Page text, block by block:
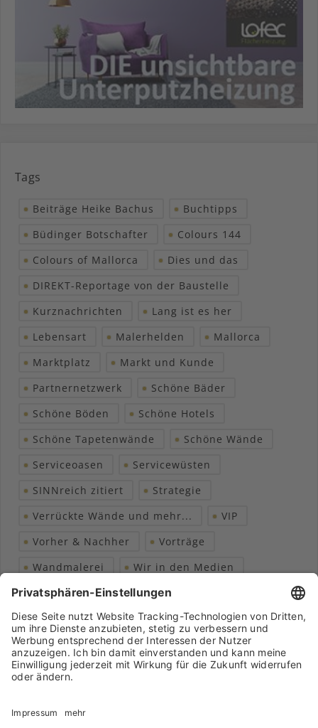
Tags
Beiträge Heike Bachus
Buchtipps
Büdinger Botschafter
Colours 144
Colours of Mallorca
Dies und das
DIREKT-Reportage von der Baustelle
Kurznachrichten
Lang ist es her
Lebensart
Malerhelden
Mallorca
Marktplatz
Markt und Kunde
Partnernetzwerk
Schöne Bäder
Schöne Böden
Schöne Hotels
Schöne Tapetenwände
Schöne Wände
Serviceoasen
Servicewüsten
SINNreich zitiert
Strategie
Verrückte Wände und mehr...
VIP
Vorher & Nachher
Vorträge
Wandmalerei
Wir in den Medien
Wohngesundheit
Markenpartner